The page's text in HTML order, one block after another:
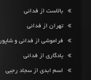
بالاست از فدائی
تهران از فدائی
فراموشی از فدائی و شاپور
یادگاری از فدائی
اسم ابدی از سجاد رجبی